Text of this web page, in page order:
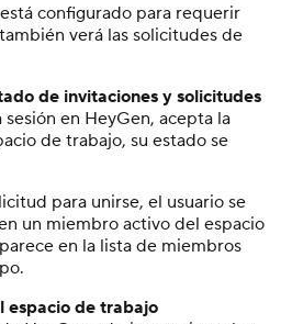
configurado para requerir
verá las solicitudes de
de invitaciones y solicitudes
en HeyGen, acepta la
de trabajo, su estado se
para unirse, el usuario se
un miembro activo del espacio
en la lista de miembros
espacio de trabajo